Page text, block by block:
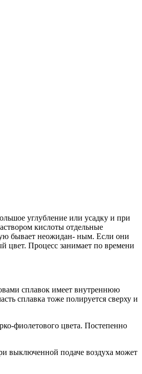
углубление или усадку и при
кислоты отдельные
бывает неожидан- ным. Если они
цвет. Процесс занимает по времени
сплавок имеет внутреннюю
сплавка тоже полируется сверху и
фиолетового цвета. Постепенно
выключенной подаче воздуха может